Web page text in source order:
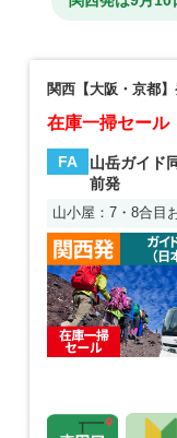
関西【大阪・京都
在庫一掃セール
FA
山岳ガイド
前発
山小屋：7・8合目